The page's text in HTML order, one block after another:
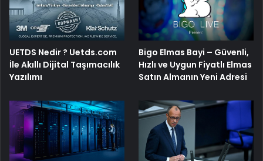
UETDS Nedir ? Uetds.com
İle Akıllı Dijital Taşımacılık
Yazılımı
Bigo Elmas Bayi – Güvenli,
Hızlı ve Uygun Fiyatlı Elmas
Satın Almanın Yeni Adresi